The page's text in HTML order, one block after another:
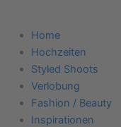
Home
Hochzeiten
Styled Shoots
Verlobung
Fashion / Beauty
Inspirationen